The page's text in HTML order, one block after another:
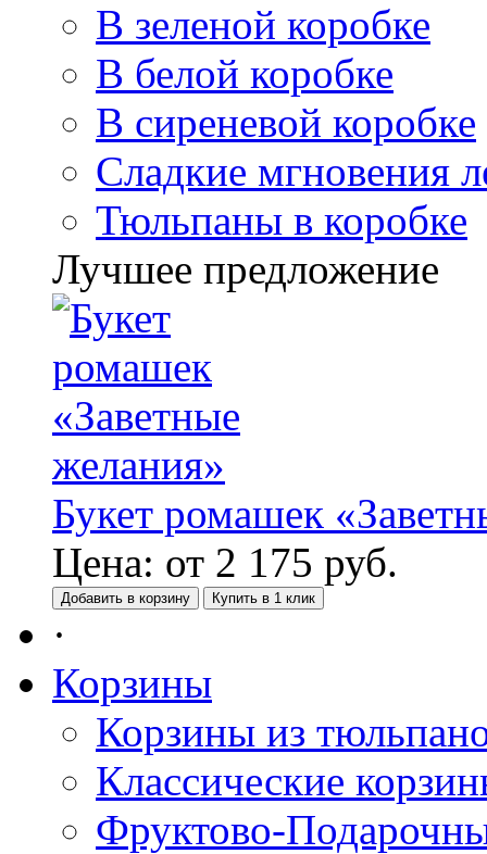
В зеленой коробке
В белой коробке
В сиреневой коробке
Сладкие мгновения
Тюльпаны в коробке
Лучшее предложение
Букет ромашек
Цена: от 2 175 руб.
Добавить в корзину Купить в 1 клик
·
Корзины
Корзины из
Классические
Фруктово-